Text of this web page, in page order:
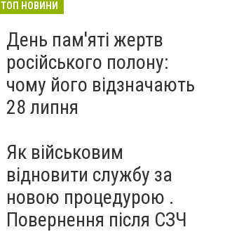
ТОП НОВИНИ
День пам'яті жертв
російського полону:
чому його відзначають
28 липня
Як військовим
відновити службу за
новою процедурою .
Повернення після СЗЧ